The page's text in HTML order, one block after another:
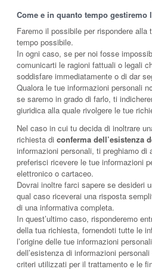
Come e in quanto tempo gestiremo
Faremo il possibile per rispondere
tempo possibile.
In ogni caso, se per noi fosse
comunicarti le ragioni fattuali o legali
soddisfare immediatamente o di dar
Qualora le tue informazioni personali
se saremo in grado di farlo, ti
giuridica alla quale rivolgere le tue
Nel caso in cui tu decida di inoltrare
richiesta di conferma dell’esistenza
informazioni personali, ti preghiamo
preferisci ricevere le tue informazioni
elettronico o cartaceo.
Dovrai inoltre farci sapere se desideri
qual caso riceverai una risposta
di una informativa completa.
In quest’ultimo caso, risponderemo
della tua richiesta, fornendoti tutte le
l’origine delle tue informazioni
dell’esistenza di informazioni
criteri utilizzati per il trattamento e le